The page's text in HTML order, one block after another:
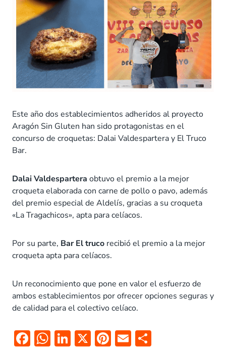
Este año dos establecimientos adheridos al proyecto
Aragón Sin Gluten han sido protagonistas en el
concurso de croquetas: Dalai Valdespartera y El Truco
Bar.
Dalai Valdespartera obtuvo el premio a la mejor
croqueta elaborada con carne de pollo o pavo, además
del premio especial de Aldelís, gracias a su croqueta
«La Tragachicos», apta para celíacos.
Por su parte, Bar El truco recibió el premio a la mejor
croqueta apta para celíacos.
Un reconocimiento que pone en valor el esfuerzo de
ambos establecimientos por ofrecer opciones seguras y
de calidad para el colectivo celíaco.
F W Li X Pi E